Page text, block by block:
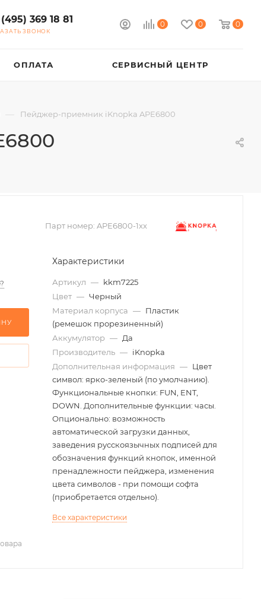
0 0 0
369 18 81
ЗВОНОК
ОПЛАТА СЕРВИСНЫЙ ЦЕНТР
— Пейджер-приемник iKnopka APE6800
Парт номер: APE6800-1xx
Характеристики
Артикул — kkm7225
Цвет — Черный
Материал корпуса — Пластик
(ремешок прорезиненный)
Аккумулятор — Да
Производитель — iKnopka
Дополнительная информация — Цвет
символ: ярко-зеленый (по умолчанию).
Функциональные кнопки: FUN, ENT,
DOWN. Дополнительные функции: часы.
Опционально: возможность
автоматической загрузки данных,
заведения русскоязычных подписей для
обозначения функций кнопок, именной
пренадлежности пейджера, изменения
цвета символов - при помощи софта
(приобретается отдельно).
Все характеристики